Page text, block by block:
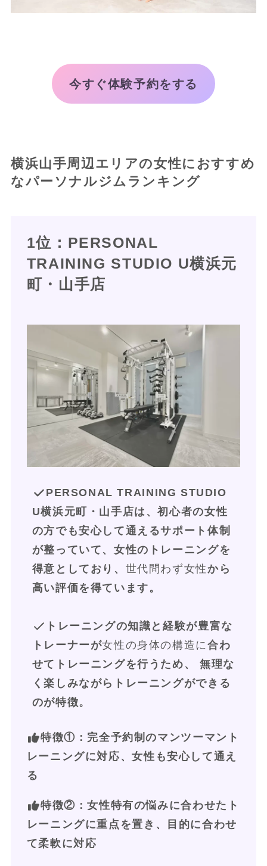
今すぐ体験予約をする
横浜山手周辺エリアの女性におすすめ
なパーソナルジムランキング
1位：PERSONAL
TRAINING STUDIO U横浜元
町・山手店
PERSONAL TRAINING STUDIO
U横浜元町・山手店は、初心者の女性
の方でも安心して通えるサポート体制
が整っていて、女性のトレーニングを
得意としており、 世代問わず女性から
高い評価を得ています。
トレーニングの知識と経験が豊富な
トレーナーが女性の身体の構造に合わ
せてトレーニングを行うため、 無理な
く楽しみながらトレーニングができる
のが特徴。
特徴① ：完全予約制のマンツーマント
レーニングに対応、女性も安心して通え
る
特徴②：女性特有の悩みに合わせたト
レーニングに重点を置き、目的に合わせ
て柔軟に対応